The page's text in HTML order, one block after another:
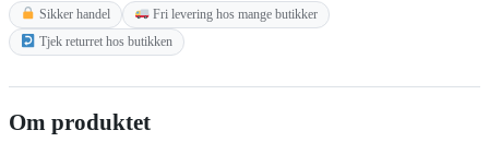
Sikker handel
Fri levering hos mange butikker
Tjek returret hos butikken
Om produktet